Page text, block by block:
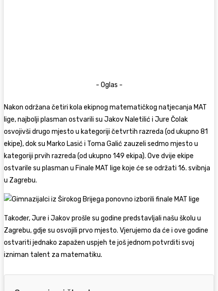
- Oglas -
Nakon održana četiri kola ekipnog matematičkog natjecanja MAT
lige, najbolji plasman ostvarili su Jakov Naletilić i Jure Čolak
osvojivši drugo mjesto u kategoriji četvrtih razreda (od ukupno 81
ekipe), dok su Marko Lasić i Toma Galić zauzeli sedmo mjesto u
kategoriji prvih razreda (od ukupno 149 ekipa). Ove dvije ekipe
ostvarile su plasman u Finale MAT lige koje će se održati 16. svibnja
u Zagrebu.
Također, Jure i Jakov prošle su godine predstavljali našu školu u
Zagrebu, gdje su osvojili prvo mjesto. Vjerujemo da će i ove godine
ostvariti jednako zapažen uspjeh te još jednom potvrditi svoj
izniman talent za matematiku.